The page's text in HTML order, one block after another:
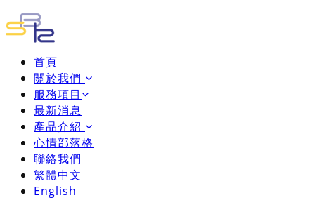
首頁
關於我們
服務項目
最新消息
產品介紹
心情部落格
聯絡我們
繁體中文
English